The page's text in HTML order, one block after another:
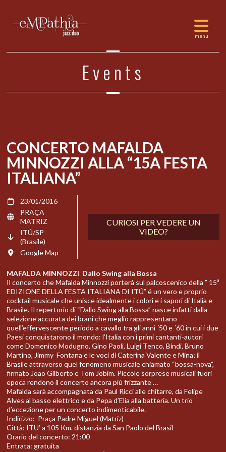
Events
CONCERTO MAFALDA
MINNOZZI ALLA “15A FESTA
ITALIANA”
23/01/2016
PRAÇA
MATRIZ
ITÚ/SP
(Brasile)
Google Map
CURIOSI PER VEDERE UN
VIDEO?
MAFALDA MINNOZZI Dallo Swing alla Bossa
Il concerto che Mafalda Minnozzi porterá sul palcoscenico della ” 15ª
EDIZIONE DELLA FESTA ITALIANA DI ITÚ” é un vero e proprio
cocktail musicale che unisce idealmente i colori e i sapori di Italia e
Brasile. Il repertorio di “Dallo Swing alla Bossa” nasce infatti dalla
selezione accurata dei brani che meglio rappresentano
quell’effervescente periodo a cavallo tra gli anni ´50 e ´60 in cui i due
Paesi conquistarono il mondo: l’Italia con i primi cantanti-autori
come Domenico Modugno, Gino Paoli, Luigi Tenco, Bindi, Bruno
Martino, Jimmy Fontana e le voci di Caterina Valente e Mina; il
Brasile attraverso quel fenomeno musicale chiamato “bossa-nova”,
firmato Joao Gilberto e Tom Jobim. Piccole sorprese musicali fuori
epoca rendono il concerto ancora piú frizzante …
Mafalda sarà accompagnata da Paul Ricci alle chitarre, da Felipe
Alves al basso elettrico e da Pepa d’Elia alla batteria. Un trio
d’eccezione per un concerto indimenticabile.
Indirizzo: Praça Padre Miguel (Matriz)
Città: ITU’ a 105 Km. distanzia da San Paolo del Brasil
Orario del concerto: 21:00
Entrata: gratuita